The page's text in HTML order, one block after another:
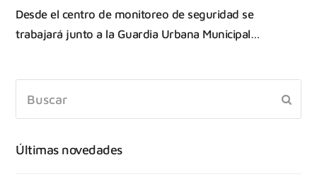
Desde el centro de monitoreo de seguridad se
trabajará junto a la Guardia Urbana Municipal…
Últimas novedades